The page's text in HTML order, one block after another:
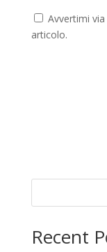
Avvertimi
articolo.
Recent